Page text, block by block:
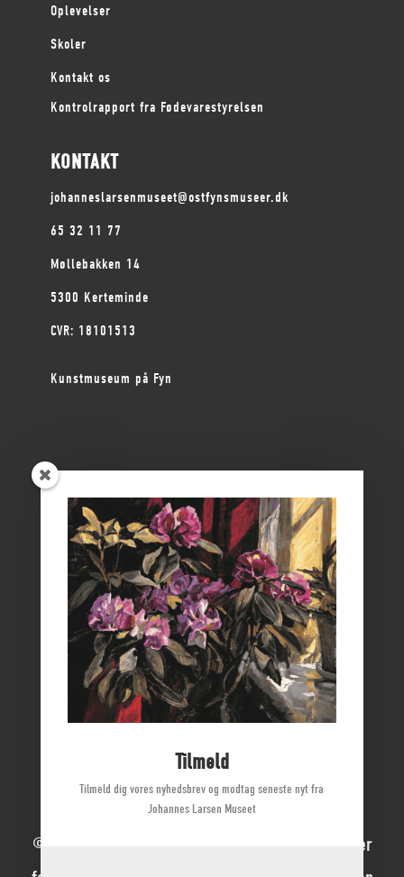
Oplevelser
Skoler
Kontakt os
Kontrolrapport fra Fødevarestyrelsen
KONTAKT
johanneslarsenmuseet@ostfynsmuseer.dk
65 32 11 77
Møllebakken 14
5300 Kerteminde
CVR: 18101513
Kunstmuseum på Fyn
ØSTFYNS MUSEER
Vikingemuseet Ladby
Nyborg Slot
Borgmestergården
Farvergården
Høkeren
Kerteminde Byhistoriske Arkiv
© 2022 Johannes Larsen Museet | Alle rettigheder
Tilmeld
Tilmeld dig vores nyhedsbrev og modtag seneste nyt fra
Johannes Larsen Museet